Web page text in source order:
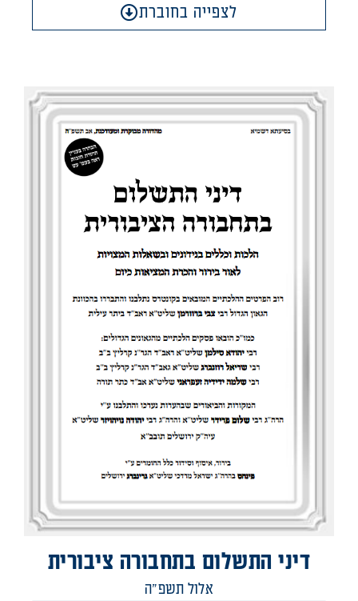
לצפייה בחוברת
דיני התשלום בתחבורה ציבורית
אלול תשפ"ה